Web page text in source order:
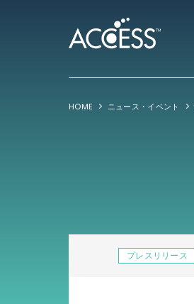
HOME ニュース・イベント
プレスリリース